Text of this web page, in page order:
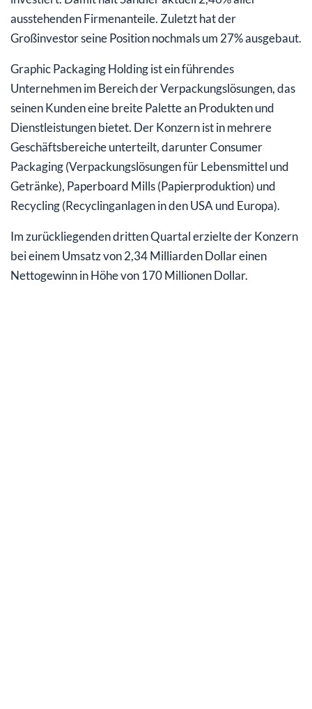
ausstehenden Firmenanteile. Zuletzt hat der
Großinvestor seine Position nochmals um 27% ausgebaut.
Graphic Packaging Holding ist ein führendes
Unternehmen im Bereich der Verpackungslösungen, das
seinen Kunden eine breite Palette an Produkten und
Dienstleistungen bietet. Der Konzern ist in mehrere
Geschäftsbereiche unterteilt, darunter Consumer
Packaging (Verpackungslösungen für Lebensmittel und
Getränke), Paperboard Mills (Papierproduktion) und
Recycling (Recyclinganlagen in den USA und Europa).
Im zurückliegenden dritten Quartal erzielte der Konzern
bei einem Umsatz von 2,34 Milliarden Dollar einen
Nettogewinn in Höhe von 170 Millionen Dollar.